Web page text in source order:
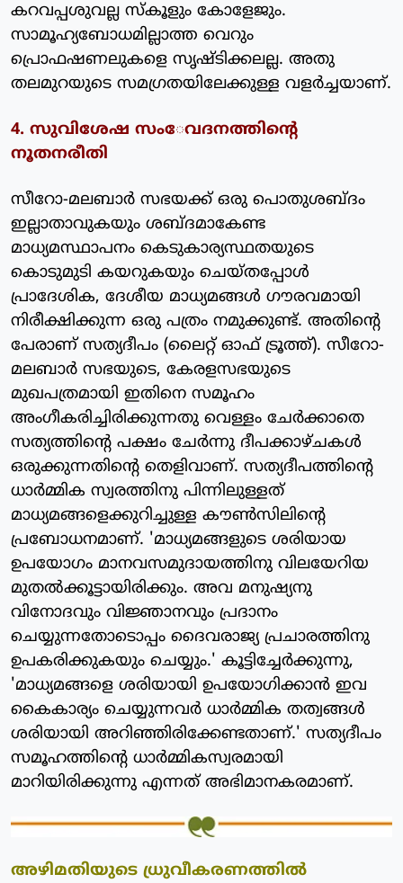
കറവപ്പശുവല്ല സ്‌കൂളും കോളേജും.
സാമൂഹ്യബോധമില്ലാത്ത വെറും
പ്രൊഫഷണലുകളെ സൃഷ്ടിക്കലല്ല. അതു
തലമുറയുടെ സമഗ്രതയിലേക്കുള്ള വളര്‍ച്ചയാണ്.
4. സുവിശേഷ സംേവദനത്തിന്റെ
നൂതനരീതി
സീറോ-മലബാര്‍ സഭയക്ക് ഒരു പൊതുശബ്ദം
ഇല്ലാതാവുകയും ശബ്ദമാകേണ്ട
മാധ്യമസ്ഥാപനം കെടുകാര്യസ്ഥതയുടെ
കൊടുമുടി കയറുകയും ചെയ്തപ്പോള്‍
പ്രാദേശിക, ദേശീയ മാധ്യമങ്ങള്‍ ഗൗരവമായി
നിരീക്ഷിക്കുന്ന ഒരു പത്രം നമുക്കുണ്ട്. അതിന്റെ
പേരാണ് സത്യദീപം (ലൈറ്റ് ഓഫ് ട്രൂത്ത്). സീറോ-
മലബാര്‍ സഭയുടെ, കേരളസഭയുടെ
മുഖപത്രമായി ഇതിനെ സമൂഹം
അംഗീകരിച്ചിരിക്കുന്നതു വെള്ളം ചേര്‍ക്കാതെ
സത്യത്തിന്റെ പക്ഷം ചേര്‍ന്നു ദീപക്കാഴ്ചകള്‍
ഒരുക്കുന്നതിന്റെ തെളിവാണ്. സത്യദീപത്തിന്റെ
ധാര്‍മ്മിക സ്വരത്തിനു പിന്നിലുള്ളത്
മാധ്യമങ്ങളെക്കുറിച്ചുള്ള കൗണ്‍സിലിന്റെ
പ്രബോധനമാണ്. 'മാധ്യമങ്ങളുടെ ശരിയായ
ഉപയോഗം മാനവസമുദായത്തിനു വിലയേറിയ
മുതല്‍ക്കൂട്ടായിരിക്കും. അവ മനുഷ്യനു
വിനോദവും വിജ്ഞാനവും പ്രദാനം
ചെയ്യുന്നതോടൊപ്പം ദൈവരാജ്യ പ്രചാരത്തിനു
ഉപകരിക്കുകയും ചെയ്യും.' കൂട്ടിച്ചേര്‍ക്കുന്നു,
'മാധ്യമങ്ങളെ ശരിയായി ഉപയോഗിക്കാന്‍ ഇവ
കൈകാര്യം ചെയ്യുന്നവര്‍ ധാര്‍മ്മിക തത്വങ്ങള്‍
ശരിയായി അറിഞ്ഞിരിക്കേണ്ടതാണ്.' സത്യദീപം
സമൂഹത്തിന്റെ ധാര്‍മ്മികസ്വരമായി
മാറിയിരിക്കുന്നു എന്നത് അഭിമാനകരമാണ്.
അഴിമതിയുടെ ധ്രുവീകരണത്തില്‍